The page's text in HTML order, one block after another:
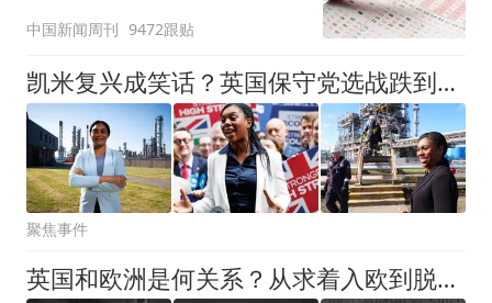
中国新闻周刊 9472跟贴
凯米复兴成笑话？英国保守党选战跌到第五，被极右翼反超
聚焦事件
英国和欧洲是何关系？从求着入欧到脱欧，57年前戴高乐早道出玄机